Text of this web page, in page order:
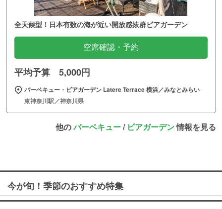
全天候型！日本有数の海が近い開放感抜群ビアガーデン
空席確認・予約
平均予算 5,000円
バーベキュー・ビアガーデン Latere Terrace 横浜／みなとみらい
東神奈川駅／神奈川県
他のバーベキュー/ ビアガーデン情報を見る
今が旬！季節のおすすめ特集